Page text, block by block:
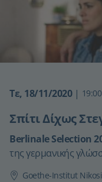
Τε, 18/11/2020 | 19:00
Σπίτι Δίχως
Berlinale Selection
της γερμανικής
Goethe-Institut